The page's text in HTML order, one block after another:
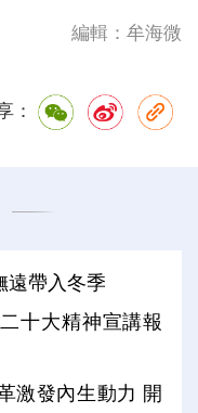
編輯：牟海微
：
遠帶入冬季
十大精神宣講報
激發內生動力 開